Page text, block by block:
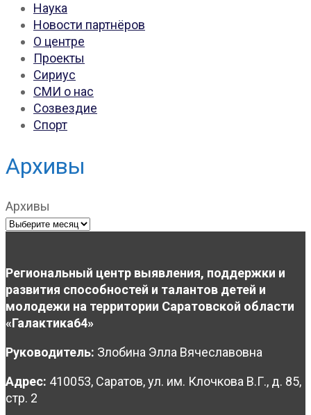
Наука
Новости партнёров
О центре
Проекты
Сириус
СМИ о нас
Созвездие
Спорт
Архивы
Архивы
Региональный центр выявления, поддержки и
развития способностей и талантов детей и
молодежи на территории Саратовской области
«Галактика64»
Руководитель: Злобина Элла Вячеславовна
Адрес: 410053, Саратов, ул. им. Клочкова В.Г., д. 85,
стр. 2